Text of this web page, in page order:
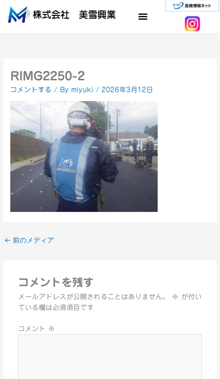
RIMG2250-2
コメントする / By miyuki /2026年3月12日
← 前のメディア
コメントを残す
メールアドレスが公開されることはありません。 ※ が付い
ている欄は必須項目です
コメント ※